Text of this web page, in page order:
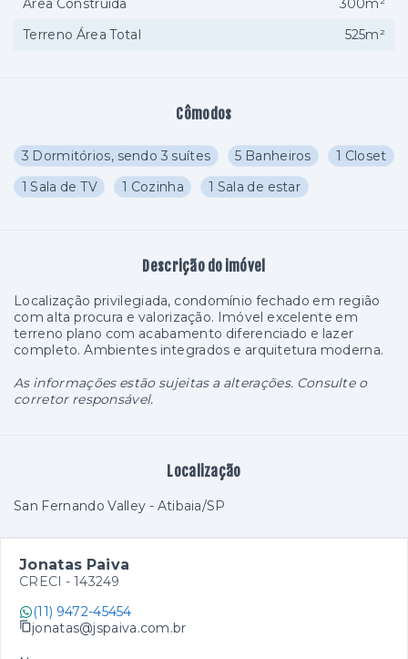
Cômodos
3 Dormitórios, sendo 3 suítes 5 Banheiros
1 Closet
1 Sala de TV
1 Cozinha 1 Sala de estar
Descrição do imóvel
Localização privilegiada, condomínio fechado em região
com alta procura e valorização. Imóvel excelente em
terreno plano com acabamento diferenciado e lazer
completo. Ambientes integrados e arquitetura moderna.
As informações estão sujeitas a alterações. Consulte o
corretor responsável.
Localização
San Fernando Valley - Atibaia/SP
Área Construída
300m²
Terreno Área Total
525m²
Jonatas Paiva
CRECI - 143249
(11) 9472-45454
jonatas@jspaiva.com.br